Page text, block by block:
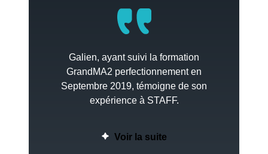
Galien, ayant suivi la formation
GrandMA2 perfectionnement en
Septembre 2019, témoigne de son
expérience à STAFF.
Voir la suite